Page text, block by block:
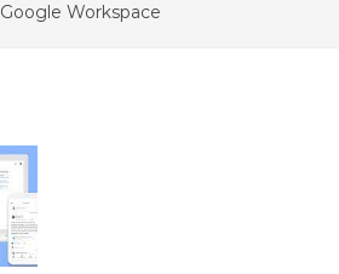
Google Workspace